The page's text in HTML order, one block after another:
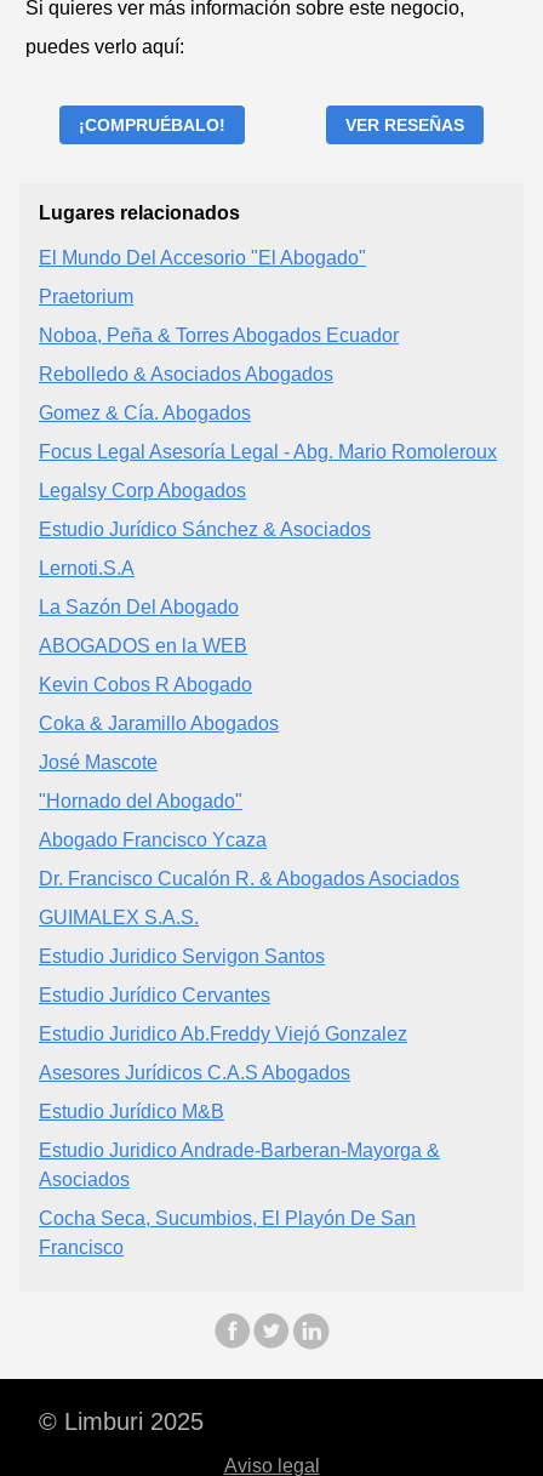
Si quieres ver más información sobre este negocio,
puedes verlo aquí:
¡COMPRUÉBALO! VER RESEÑAS
Lugares relacionados
El Mundo Del Accesorio "El Abogado"
Praetorium
Noboa, Peña & Torres Abogados Ecuador
Rebolledo & Asociados Abogados
Gomez & Cía. Abogados
Focus Legal Asesoría Legal - Abg. Mario Romoleroux
Legalsy Corp Abogados
Estudio Jurídico Sánchez & Asociados
Lernoti.S.A
La Sazón Del Abogado
ABOGADOS en la WEB
Kevin Cobos R Abogado
Coka & Jaramillo Abogados
José Mascote
"Hornado del Abogado"
Abogado Francisco Ycaza
Dr. Francisco Cucalón R. & Abogados Asociados
GUIMALEX S.A.S.
Estudio Juridico Servigon Santos
Estudio Jurídico Cervantes
Estudio Juridico Ab.Freddy Viejó Gonzalez
Asesores Jurídicos C.A.S Abogados
Estudio Jurídico M&B
Estudio Juridico Andrade-Barberan-Mayorga &
Asociados
Cocha Seca, Sucumbios, El Playón De San
Francisco
© Limburi 2025
Aviso legal